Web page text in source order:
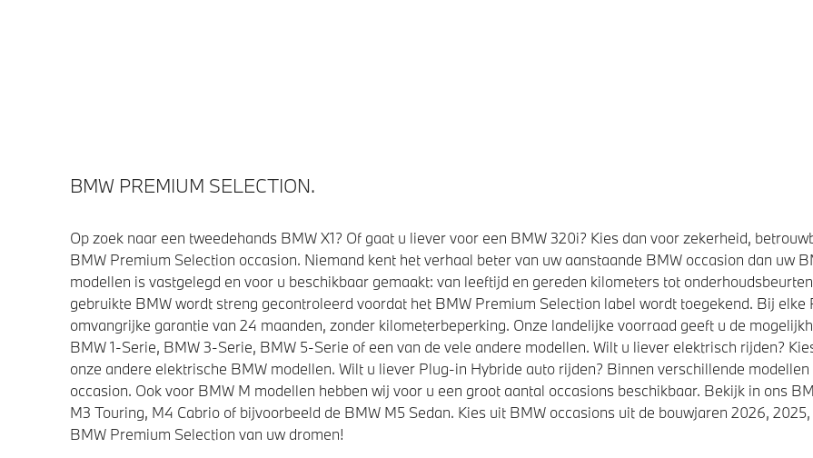
BMW PREMIUM SELECTION.
Op zoek naar een tweedehands BMW X1? Of gaat u liever voor een BMW 320i? Kies dan voor zekerheid,
BMW Premium Selection occasion. Niemand kent het verhaal beter van uw aanstaande BMW occasion dan uw
modellen is vastgelegd en voor u beschikbaar gemaakt: van leeftijd en gereden kilometers tot
gebruikte BMW wordt streng gecontroleerd voordat het BMW Premium Selection label wordt toegekend. Bij
omvangrijke garantie van 24 maanden, zonder kilometerbeperking. Onze landelijke voorraad geeft u de
BMW 1-Serie, BMW 3-Serie, BMW 5-Serie of een van de vele andere modellen. Wilt u liever elektrisch rijden?
onze andere elektrische BMW modellen. Wilt u liever Plug-in Hybride auto rijden? Binnen verschillende
occasion. Ook voor BMW M modellen hebben wij voor u een groot aantal occasions beschikbaar. Bekijk in ons
M3 Touring, M4 Cabrio of bijvoorbeeld de BMW M5 Sedan. Kies uit BMW occasions uit de bouwjaren 2026,
BMW Premium Selection van uw dromen!